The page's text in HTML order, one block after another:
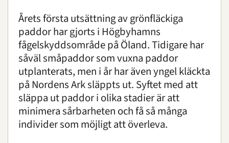
Årets första utsättning av grönfläckiga
paddor har gjorts i Högbyhamns
fågelskyddsområde på Öland. Tidigare har
såväl småpaddor som vuxna paddor
utplanterats, men i år har även yngel kläckta
på Nordens Ark släppts ut. Syftet med att
släppa ut paddor i olika stadier är att
minimera sårbarheten och få så många
individer som möjligt att överleva.